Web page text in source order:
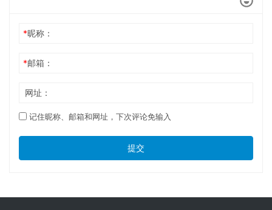
*昵称：
*邮箱：
网址：
记住昵称、邮箱和网址，下次评论免输入
提交